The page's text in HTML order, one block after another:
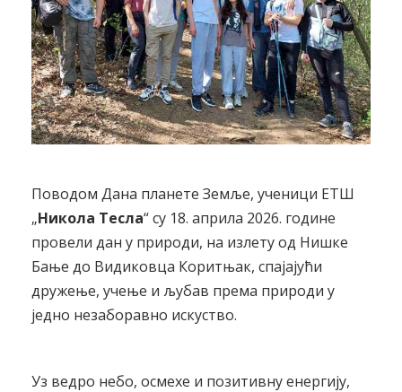
Поводом Дана планете Земље, ученици ЕТШ
„Никола Тесла“ су 18. априла 2026. године
провели дан у природи, на излету од Нишке
Бање до Видиковца Коритњак, спајајући
дружење, учење и љубав према природи у
једно незаборавно искуство.
Уз ведро небо, осмехе и позитивну енергију,